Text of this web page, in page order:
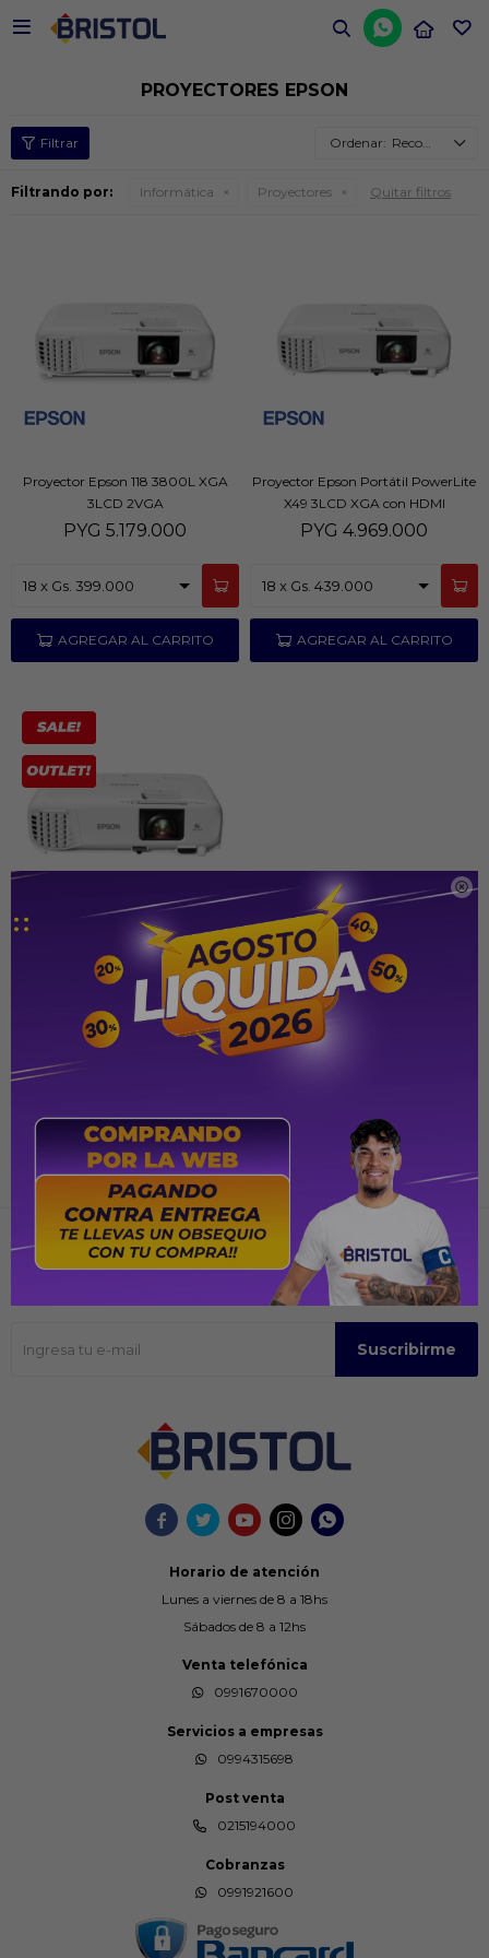



PROYECTORES EPSON
Recomendados
Filtrando por: Informática Proyectores Quitar filtros
Proyector Epson 118 3800L XGA
3LCD 2VGA
PYG 5.179.000
Proyector Epson Portátil PowerLite
X49 3LCD XGA con HDMI
PYG 4.969.000
Proyector Epson X49 3600
Lúmenes Blanco
5.679.000
    
Horario de atención
Lunes a viernes de 8 a 18hs
Sábados de 8 a 12hs
Venta telefónica
0991670000
Servicios a empresas
0994315698
Post venta
0215194000
Cobranzas
0991921600
Recibir ofertas y promociones
Suscríbase para obtener información sobre productos y cupones
Suscribirme